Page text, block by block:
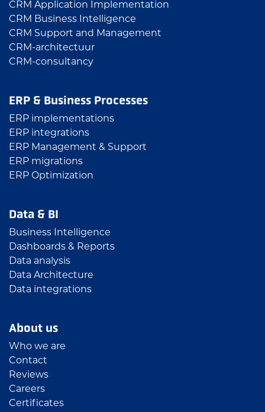
CRM Application Implementation
CRM Business Intelligence
CRM Support and Management
CRM-architectuur
CRM-consultancy
ERP & Business Processes
ERP implementations
ERP integrations
ERP Management & Support
ERP migrations
ERP Optimization
Data & BI
Business Intelligence
Dashboards & Reports
Data analysis
Data Architecture
Data integrations
About us
Who we are
Contact
Reviews
Careers
Certificates